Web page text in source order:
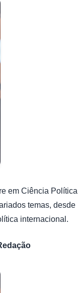
em Ciência
temas, desde
internacional.